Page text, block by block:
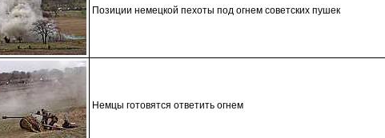
Позиции немецкой пехоты под огнем советских пушек
Немцы готовятся ответить огнем